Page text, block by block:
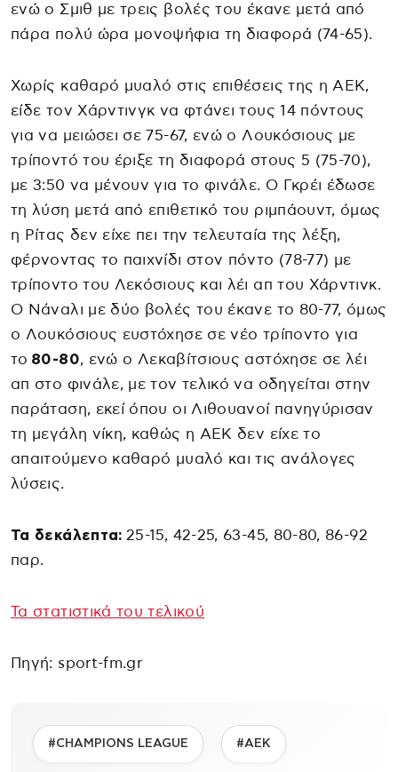
ενώ ο Σμιθ με τρεις βολές του έκανε μετά από
πάρα πολύ ώρα μονοψήφια τη διαφορά (74-65).
Χωρίς καθαρό μυαλό στις επιθέσεις της η ΑΕΚ,
είδε τον Χάρντινγκ να φτάνει τους 14 πόντους
για να μειώσει σε 75-67, ενώ ο Λουκόσιους με
τρίποντό του έριξε τη διαφορά στους 5 (75-70),
με 3:50 να μένουν για το φινάλε. Ο Γκρέι έδωσε
τη λύση μετά από επιθετικό του ριμπάουντ, όμως
η Ρίτας δεν είχε πει την τελευταία της λέξη,
φέρνοντας το παιχνίδι στον πόντο (78-77) με
τρίποντο του Λεκόσιους και λέι απ του Χάρντινκ.
Ο Νάναλι με δύο βολές του έκανε το 80-77, όμως
ο Λουκόσιους ευστόχησε σε νέο τρίποντο για
το 80-80, ενώ ο Λεκαβίτσιους αστόχησε σε λέι
απ στο φινάλε, με τον τελικό να οδηγείται στην
παράταση, εκεί όπου οι Λιθουανοί πανηγύρισαν
τη μεγάλη νίκη, καθώς η ΑΕΚ δεν είχε το
απαιτούμενο καθαρό μυαλό και τις ανάλογες
λύσεις.
Τα δεκάλεπτα: 25-15, 42-25, 63-45, 80-80, 86-92
παρ.
Τα στατιστικά του τελικού
Πηγή: sport-fm.gr
#CHAMPIONS LEAGUE #ΑΕΚ